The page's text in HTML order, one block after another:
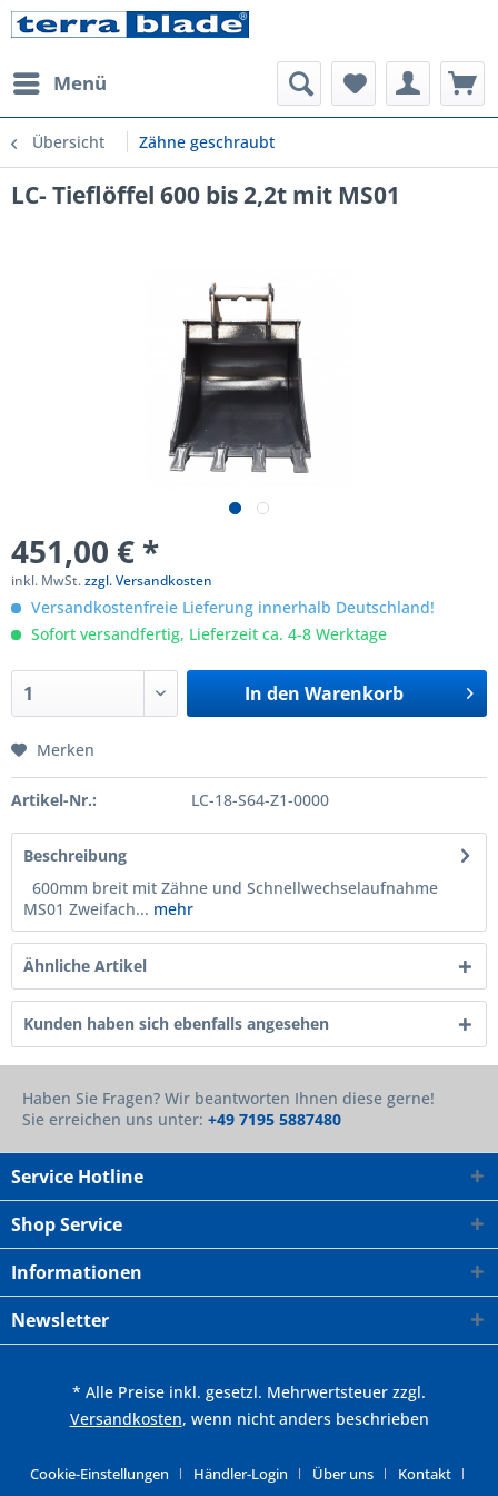
Menü
Übersicht Zähne geschraubt
LC- Tieflöffel 600 bis 2,2t mit MS01
451,00 € *
inkl. MwSt.zzgl. Versandkosten
Versandkostenfreie Lieferung innerhalb Deutschland!
Sofort versandfertig, Lieferzeit ca. 4-8 Werktage
In den Warenkorb
Merken
Artikel-Nr.: LC-18-S64-Z1-0000
Beschreibung
600mm breit mit Zähne und Schnellwechselaufnahme
MS01 Zweifach... mehr
Ähnliche Artikel
Kunden haben sich ebenfalls angesehen
Haben Sie Fragen? Wir beantworten Ihnen diese gerne!
Sie erreichen uns unter: +49 7195 5887480
Service Hotline
Shop Service
Informationen
Newsletter
* Alle Preise inkl. gesetzl. Mehrwertsteuer zzgl.
Versandkosten, wenn nicht anders beschrieben
Cookie-Einstellungen Händler-Login Über uns Kontakt